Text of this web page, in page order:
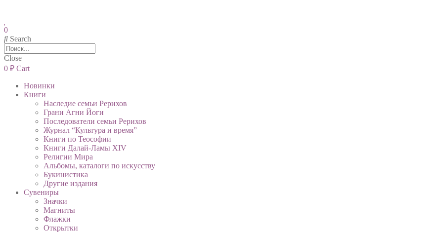
0
Search
Close
0 ₽ Cart
Новинки
Книги
Наследие семьи Рерихов
Грани Агни Йоги
Последователи семьи Рерихов
Журнал “Культура и время”
Книги по Теософии
Книги Далай-Ламы XIV
Религии Мира
Альбомы, каталоги по искусству
Букинистика
Другие издания
Сувениры
Значки
Магниты
Флажки
Открытки